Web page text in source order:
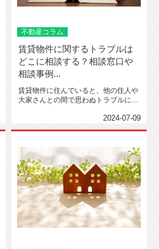
不動産コラム
賃貸物件に関するトラブルは
どこに相談する？相談窓口や
相談事例...
賃貸物件に住んでいると、他の住人や
大家さんとの間で思わぬトラブルに巻
2024-07-09